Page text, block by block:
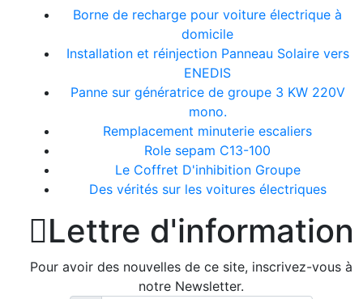
Borne de recharge pour voiture électrique à
domicile
Installation et réinjection Panneau Solaire vers
ENEDIS
Panne sur génératrice de groupe 3 KW 220V
mono.
Remplacement minuterie escaliers
Role sepam C13-100
Le Coffret D'inhibition Groupe
Des vérités sur les voitures électriques
Lettre d'information
Pour avoir des nouvelles de ce site, inscrivez-vous à
notre Newsletter.